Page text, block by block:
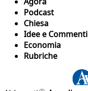
Podcast
Chiesa
Idee e Commenti
Economia
Rubriche